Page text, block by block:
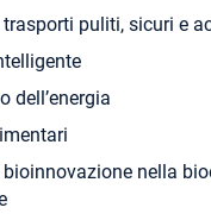
puliti, sicuri e
dell’energia
nella